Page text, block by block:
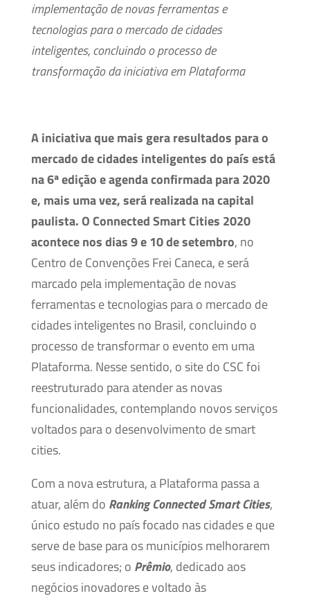
implementação de novas ferramentas e
tecnologias para o mercado de cidades
inteligentes, concluindo o processo de
transformação da iniciativa em Plataforma
A iniciativa que mais gera resultados para o
mercado de cidades inteligentes do país está
na 6ª edição e agenda confirmada para 2020
e, mais uma vez, será realizada na capital
paulista. O Connected Smart Cities 2020
acontece nos dias 9 e 10 de setembro, no
Centro de Convenções Frei Caneca, e será
marcado pela implementação de novas
ferramentas e tecnologias para o mercado de
cidades inteligentes no Brasil, concluindo o
processo de transformar o evento em uma
Plataforma. Nesse sentido, o site do CSC foi
reestruturado para atender as novas
funcionalidades, contemplando novos serviços
voltados para o desenvolvimento de smart
cities.
Com a nova estrutura, a Plataforma passa a
atuar, além do Ranking Connected Smart Cities,
único estudo no país focado nas cidades e que
serve de base para os municípios melhorarem
seus indicadores; o Prêmio, dedicado aos
negócios inovadores e voltado às